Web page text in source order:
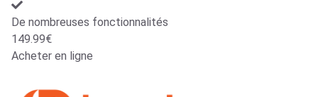
De nombreuses fonctionnalités
149.99€
Acheter en ligne